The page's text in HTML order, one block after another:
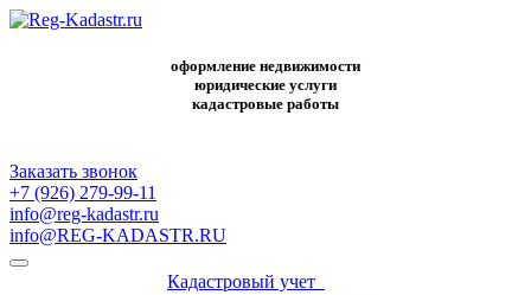
оформление недвижимости
юридические услуги
кадастровые работы
Заказать звонок
+7 (926) 279-99-11
info@reg-kadastr.ru
info@REG-KADASTR.RU
Кадастровый учет